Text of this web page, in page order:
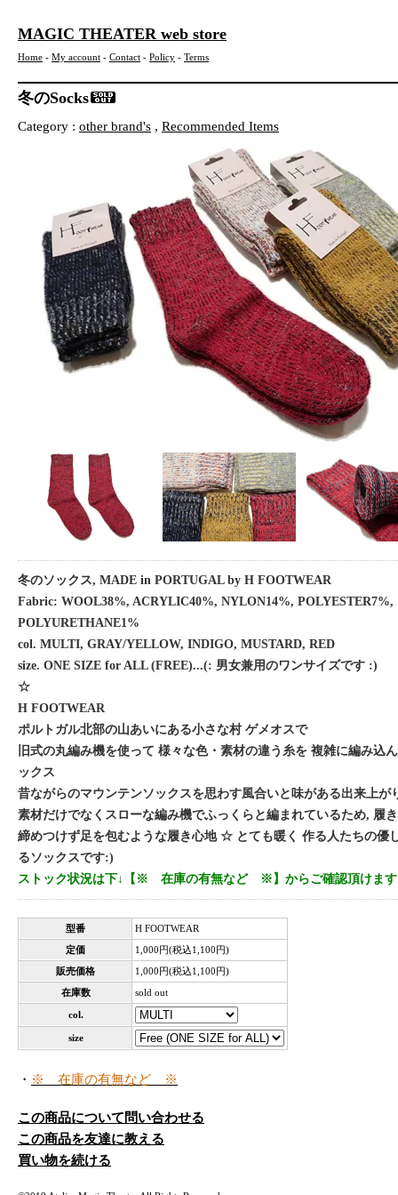
MAGIC THEATER web store
Home - My account - Contact - Policy - Terms
冬のSocks
Category : other brand's , Recommended Items
冬のソックス, MADE in PORTUGAL by H FOOTWEAR
Fabric: WOOL38%, ACRYLIC40%, NYLON14%, POLYESTER7%,
POLYURETHANE1%
col. MULTI, GRAY/YELLOW, INDIGO, MUSTARD, RED
size. ONE SIZE for ALL (FREE)...(: 男女兼用のワンサイズです :)
☆
H FOOTWEAR
ポルトガル北部の山あいにある小さな村 ゲメオスで
旧式の丸編み機を使って 様々な色・素材の違う糸を 複雑に編み込
ックス
昔ながらのマウンテンソックスを思わす風合いと味がある出来上が
素材だけでなくスローな編み機でふっくらと編まれているため, 履
締めつけず足を包むような履き心地 ☆ とても暖く 作る人たちの優
るソックスです:)
ストック状況は下↓【※ 在庫の有無など ※】からご確認頂けます
型番
H FOOTWEAR
定価
1,000円(税込1,100円)
販売価格
1,000円(税込1,100円)
在庫数
sold out
col.
size
・ ※ 在庫の有無など ※
この商品について問い合わせる
この商品を友達に教える
買い物を続ける